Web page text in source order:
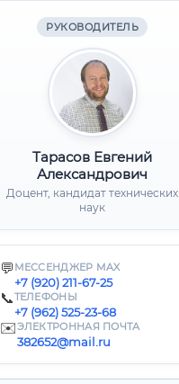
РУКОВОДИТЕЛЬ
Тарасов Евгений
Александрович
Доцент, кандидат технических
наук
💬 МЕССЕНДЖЕР MAX
+7 (920) 211-67-25
📞ТЕЛЕФОНЫ
+7 (962) 525-23-68
✉️ЭЛЕКТРОННАЯ ПОЧТА
382652@mail.ru